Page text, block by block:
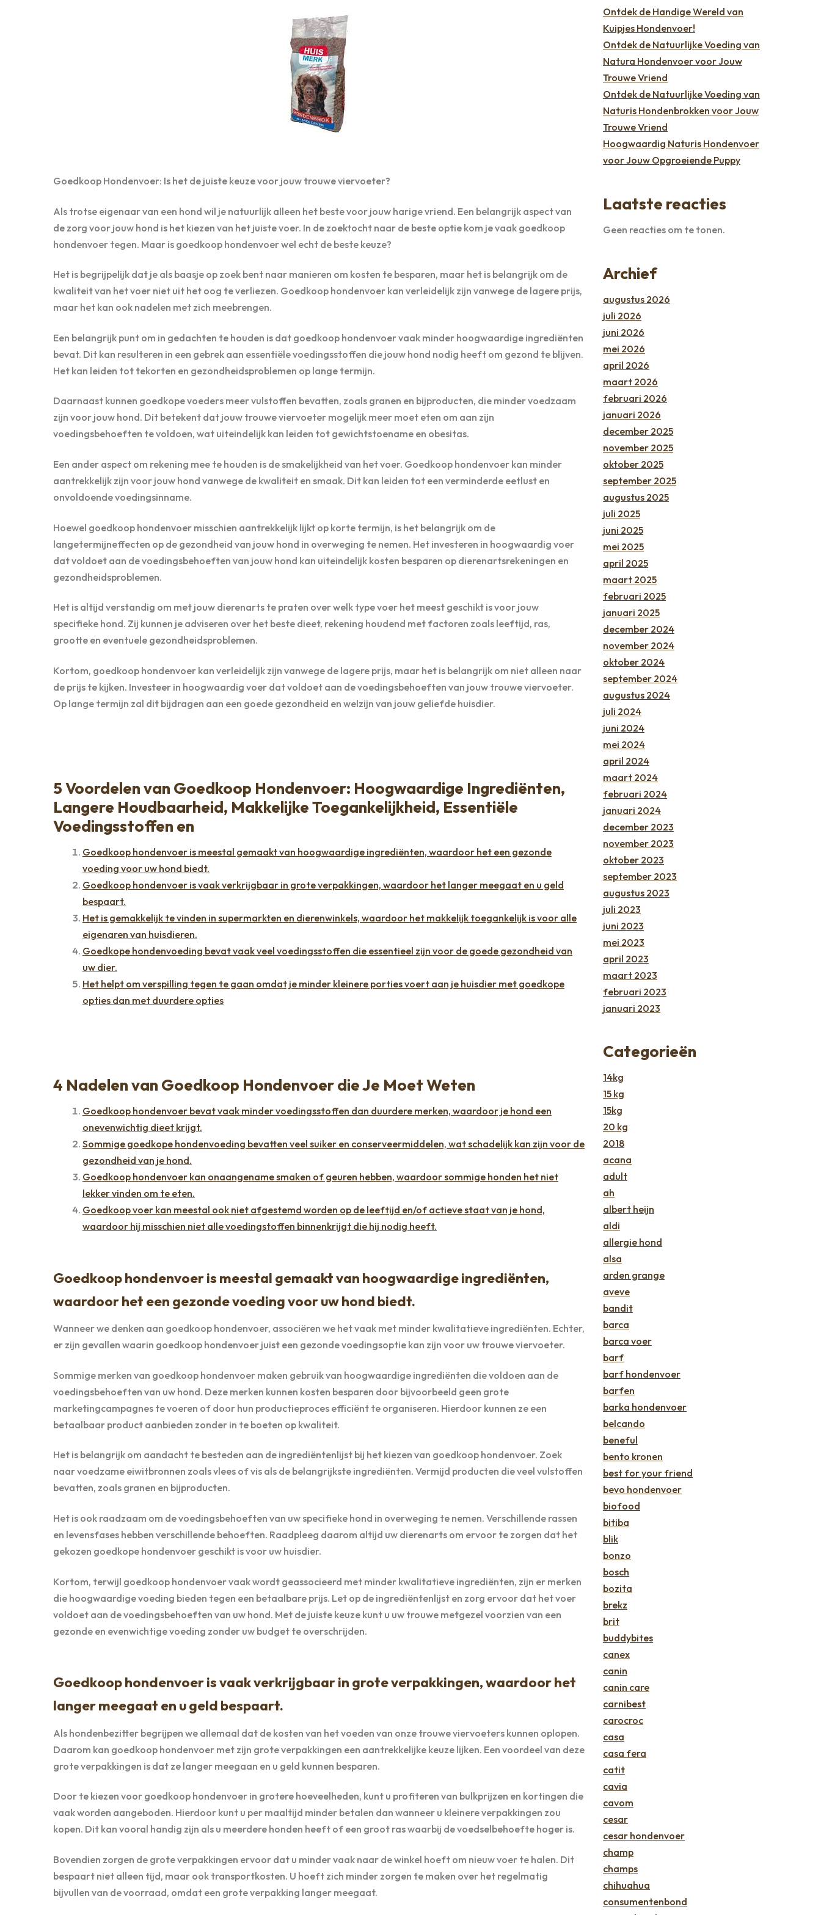
Goedkoop Hondenvoer: Is het de juiste keuze voor jouw trouwe viervoeter?
Als trotse eigenaar van een hond wil je natuurlijk alleen het beste voor jouw harige vriend. Een belangrijk aspect van
de zorg voor jouw hond is het kiezen van het juiste voer. In de zoektocht naar de beste optie kom je vaak goedkoop
hondenvoer tegen. Maar is goedkoop hondenvoer wel echt de beste keuze?
Het is begrijpelijk dat je als baasje op zoek bent naar manieren om kosten te besparen, maar het is belangrijk om de
kwaliteit van het voer niet uit het oog te verliezen. Goedkoop hondenvoer kan verleidelijk zijn vanwege de lagere prijs,
maar het kan ook nadelen met zich meebrengen.
Een belangrijk punt om in gedachten te houden is dat goedkoop hondenvoer vaak minder hoogwaardige ingrediënten
bevat. Dit kan resulteren in een gebrek aan essentiële voedingsstoffen die jouw hond nodig heeft om gezond te blijven.
Het kan leiden tot tekorten en gezondheidsproblemen op lange termijn.
Daarnaast kunnen goedkope voeders meer vulstoffen bevatten, zoals granen en bijproducten, die minder voedzaam
zijn voor jouw hond. Dit betekent dat jouw trouwe viervoeter mogelijk meer moet eten om aan zijn
voedingsbehoeften te voldoen, wat uiteindelijk kan leiden tot gewichtstoename en obesitas.
Een ander aspect om rekening mee te houden is de smakelijkheid van het voer. Goedkoop hondenvoer kan minder
aantrekkelijk zijn voor jouw hond vanwege de kwaliteit en smaak. Dit kan leiden tot een verminderde eetlust en
onvoldoende voedingsinname.
Hoewel goedkoop hondenvoer misschien aantrekkelijk lijkt op korte termijn, is het belangrijk om de
langetermijneffecten op de gezondheid van jouw hond in overweging te nemen. Het investeren in hoogwaardig voer
dat voldoet aan de voedingsbehoeften van jouw hond kan uiteindelijk kosten besparen op dierenartsrekeningen en
gezondheidsproblemen.
Het is altijd verstandig om met jouw dierenarts te praten over welk type voer het meest geschikt is voor jouw
specifieke hond. Zij kunnen je adviseren over het beste dieet, rekening houdend met factoren zoals leeftijd, ras,
grootte en eventuele gezondheidsproblemen.
Kortom, goedkoop hondenvoer kan verleidelijk zijn vanwege de lagere prijs, maar het is belangrijk om niet alleen naar
de prijs te kijken. Investeer in hoogwaardig voer dat voldoet aan de voedingsbehoeften van jouw trouwe viervoeter.
Op lange termijn zal dit bijdragen aan een goede gezondheid en welzijn van jouw geliefde huisdier.
5 Voordelen van Goedkoop Hondenvoer: Hoogwaardige Ingrediënten,
Langere Houdbaarheid, Makkelijke Toegankelijkheid, Essentiële
Voedingsstoffen en
Goedkoop hondenvoer is meestal gemaakt van hoogwaardige ingrediënten, waardoor het een gezonde
voeding voor uw hond biedt.
Goedkoop hondenvoer is vaak verkrijgbaar in grote verpakkingen, waardoor het langer meegaat en u geld
bespaart.
Het is gemakkelijk te vinden in supermarkten en dierenwinkels, waardoor het makkelijk toegankelijk is voor alle
eigenaren van huisdieren.
Goedkope hondenvoeding bevat vaak veel voedingsstoffen die essentieel zijn voor de goede gezondheid van
uw dier.
Het helpt om verspilling tegen te gaan omdat je minder kleinere porties voert aan je huisdier met goedkope
opties dan met duurdere opties
4 Nadelen van Goedkoop Hondenvoer die Je Moet Weten
Goedkoop hondenvoer bevat vaak minder voedingsstoffen dan duurdere merken, waardoor je hond een
onevenwichtig dieet krijgt.
Sommige goedkope hondenvoeding bevatten veel suiker en conserveermiddelen, wat schadelijk kan zijn voor de
gezondheid van je hond.
Goedkoop hondenvoer kan onaangename smaken of geuren hebben, waardoor sommige honden het niet
lekker vinden om te eten.
Goedkoop voer kan meestal ook niet afgestemd worden op de leeftijd en/of actieve staat van je hond,
waardoor hij misschien niet alle voedingstoffen binnenkrijgt die hij nodig heeft.
Goedkoop hondenvoer is meestal gemaakt van hoogwaardige ingrediënten,
waardoor het een gezonde voeding voor uw hond biedt.
Wanneer we denken aan goedkoop hondenvoer, associëren we het vaak met minder kwalitatieve ingrediënten. Echter,
er zijn gevallen waarin goedkoop hondenvoer juist een gezonde voedingsoptie kan zijn voor uw trouwe viervoeter.
Sommige merken van goedkoop hondenvoer maken gebruik van hoogwaardige ingrediënten die voldoen aan de
voedingsbehoeften van uw hond. Deze merken kunnen kosten besparen door bijvoorbeeld geen grote
marketingcampagnes te voeren of door hun productieproces efficiënt te organiseren. Hierdoor kunnen ze een
betaalbaar product aanbieden zonder in te boeten op kwaliteit.
Het is belangrijk om aandacht te besteden aan de ingrediëntenlijst bij het kiezen van goedkoop hondenvoer. Zoek
naar voedzame eiwitbronnen zoals vlees of vis als de belangrijkste ingrediënten. Vermijd producten die veel vulstoffen
bevatten, zoals granen en bijproducten.
Het is ook raadzaam om de voedingsbehoeften van uw specifieke hond in overweging te nemen. Verschillende rassen
en levensfases hebben verschillende behoeften. Raadpleeg daarom altijd uw dierenarts om ervoor te zorgen dat het
gekozen goedkope hondenvoer geschikt is voor uw huisdier.
Kortom, terwijl goedkoop hondenvoer vaak wordt geassocieerd met minder kwalitatieve ingrediënten, zijn er merken
die hoogwaardige voeding bieden tegen een betaalbare prijs. Let op de ingrediëntenlijst en zorg ervoor dat het voer
voldoet aan de voedingsbehoeften van uw hond. Met de juiste keuze kunt u uw trouwe metgezel voorzien van een
gezonde en evenwichtige voeding zonder uw budget te overschrijden.
Goedkoop hondenvoer is vaak verkrijgbaar in grote verpakkingen, waardoor het
langer meegaat en u geld bespaart.
Als hondenbezitter begrijpen we allemaal dat de kosten van het voeden van onze trouwe viervoeters kunnen oplopen.
Daarom kan goedkoop hondenvoer met zijn grote verpakkingen een aantrekkelijke keuze lijken. Een voordeel van deze
grote verpakkingen is dat ze langer meegaan en u geld kunnen besparen.
Door te kiezen voor goedkoop hondenvoer in grotere hoeveelheden, kunt u profiteren van bulkprijzen en kortingen die
vaak worden aangeboden. Hierdoor kunt u per maaltijd minder betalen dan wanneer u kleinere verpakkingen zou
kopen. Dit kan vooral handig zijn als u meerdere honden heeft of een groot ras waarbij de voedselbehoefte hoger is.
Bovendien zorgen de grote verpakkingen ervoor dat u minder vaak naar de winkel hoeft om nieuw voer te halen. Dit
bespaart niet alleen tijd, maar ook transportkosten. U hoeft zich minder zorgen te maken over het regelmatig
bijvullen van de voorraad, omdat een grote verpakking langer meegaat.
Ontdek de Handige Wereld van
Kuipjes Hondenvoer!
Ontdek de Natuurlijke Voeding van
Natura Hondenvoer voor Jouw
Trouwe Vriend
Ontdek de Natuurlijke Voeding van
Naturis Hondenbrokken voor Jouw
Trouwe Vriend
Hoogwaardig Naturis Hondenvoer
voor Jouw Opgroeiende Puppy
Laatste reacties
Geen reacties om te tonen.
Archief
augustus 2026
juli 2026
juni 2026
mei 2026
april 2026
maart 2026
februari 2026
januari 2026
december 2025
november 2025
oktober 2025
september 2025
augustus 2025
juli 2025
juni 2025
mei 2025
april 2025
maart 2025
februari 2025
januari 2025
december 2024
november 2024
oktober 2024
september 2024
augustus 2024
juli 2024
juni 2024
mei 2024
april 2024
maart 2024
februari 2024
januari 2024
december 2023
november 2023
oktober 2023
september 2023
augustus 2023
juli 2023
juni 2023
mei 2023
april 2023
maart 2023
februari 2023
januari 2023
Categorieën
14kg
15 kg
15kg
20 kg
2018
acana
adult
ah
albert heijn
aldi
allergie hond
alsa
arden grange
aveve
bandit
barca
barca voer
barf
barf hondenvoer
barfen
barka hondenvoer
belcando
beneful
bento kronen
best for your friend
bevo hondenvoer
biofood
bitiba
blik
bonzo
bosch
bozita
brekz
brit
buddybites
canex
canin
canin care
carnibest
carocroc
casa
casa fera
catit
cavia
cavom
cesar
cesar hondenvoer
champ
champs
chihuahua
consumentenbond